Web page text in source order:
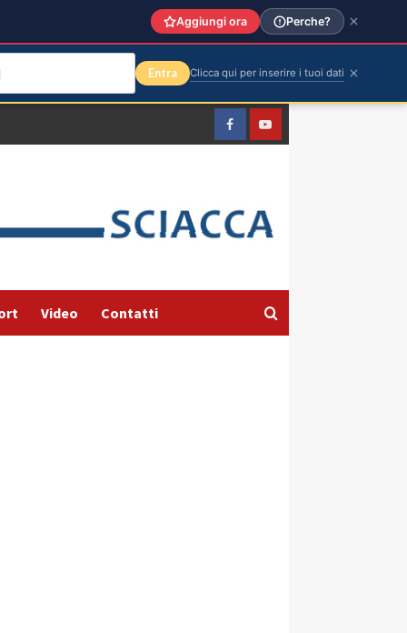
FacebookYountube
Video Contatti
Aggiungi ora Perche?
Entra Clicca qui per inserire i tuoi dati